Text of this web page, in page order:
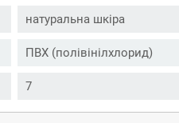
натуральна шкіра
ПВХ (полівінілхлорид)
7